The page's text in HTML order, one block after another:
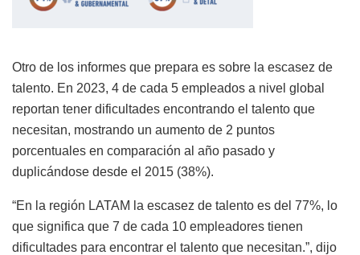
Otro de los informes que prepara es sobre la escasez de
talento. En 2023, 4 de cada 5 empleados a nivel global
reportan tener dificultades encontrando el talento que
necesitan, mostrando un aumento de 2 puntos
porcentuales en comparación al año pasado y
duplicándose desde el 2015 (38%).
“En la región LATAM la escasez de talento es del 77%, lo
que significa que 7 de cada 10 empleadores tienen
dificultades para encontrar el talento que necesitan.”, dijo